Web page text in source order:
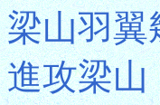
梁山羽翼
進攻梁山